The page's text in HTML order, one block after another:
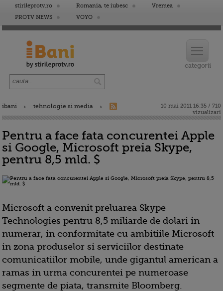
stirileprotv.ro Romania, te iubesc
Vremea
PROTV NEWS
VOYO
ibani tehnologie si media
10 mai 2011 16:35 / 710
vizualizari
Pentru a face fata concurentei Apple
si Google, Microsoft preia Skype,
pentru 8,5 mld. $
Microsoft a convenit preluarea Skype
Technologies pentru 8,5 miliarde de dolari in
numerar, in conformitate cu ambitiile Microsoft
in zona produselor si serviciilor destinate
comunicatiilor mobile, unde gigantul american a
ramas in urma concurentei pe numeroase
segmente de piata, transmite Bloomberg.